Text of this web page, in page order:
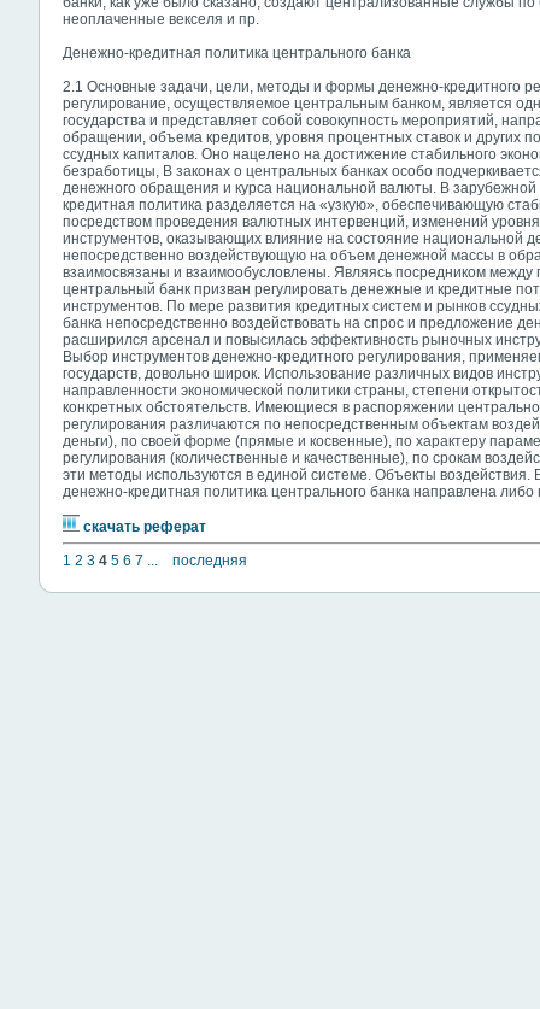
неоплаченные векселя и пр.
Денежно-кредитная политика центрального банка
2.1 Основные задачи, цели, методы и формы денежно-кредитного
регулирование, осуществляемое центральным банком, является
государства и представляет собой совокупность мероприятий,
обращении, объема кредитов, уровня процентных ставок и других
ссудных капиталов. Оно нацелено на достижение стабильного
безработицы, В законах о центральных банках особо
денежного обращения и курса национальной валюты. В
кредитная политика разделяется на «узкую», обеспечивающую
посредством проведения валютных интервенций, изменений уровня
инструментов, оказывающих влияние на состояние национальной
непосредственно воздействующую на объем денежной массы в
взаимосвязаны и взаимообусловлены. Являясь посредником между
центральный банк призван регулировать денежные и кредитные
инструментов. По мере развития кредитных систем и рынков
банка непосредственно воздействовать на спрос и предложение
расширился арсенал и повысилась эффективность рыночных
Выбор инструментов денежно-кредитного регулирования,
государств, довольно широк. Использование различных видов
направленности экономической политики страны, степени
конкретных обстоятельств. Имеющиеся в распоряжении
регулирования различаются по непосредственным объектам
деньги), по своей форме (прямые и косвенные), по характеру
регулирования (количественные и качественные), по срокам
эти методы используются в единой системе. Объекты воздействия.
денежно-кредитная политика центрального банка направлена
скачать реферат
1 2 3 4 5 6 7 ... последняя